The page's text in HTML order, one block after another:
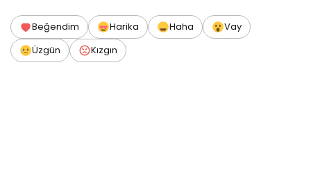
Beğendim Harika Haha
Vay
Üzgün
Kızgın